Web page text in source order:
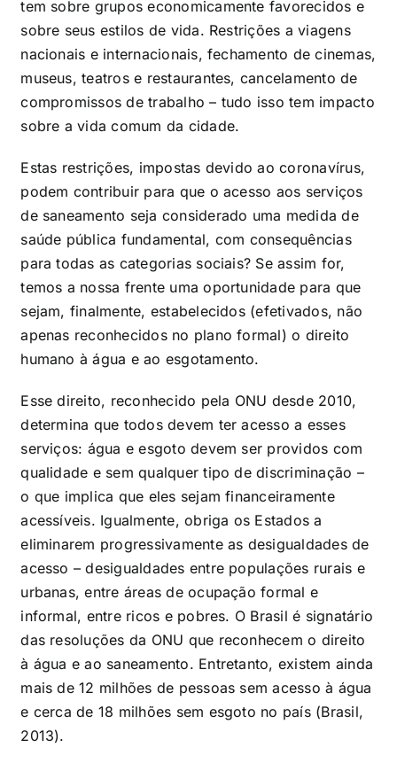
tem sobre grupos economicamente favorecidos e
sobre seus estilos de vida. Restrições a viagens
nacionais e internacionais, fechamento de cinemas,
museus, teatros e restaurantes, cancelamento de
compromissos de trabalho – tudo isso tem impacto
sobre a vida comum da cidade.
Estas restrições, impostas devido ao coronavírus,
podem contribuir para que o acesso aos serviços
de saneamento seja considerado uma medida de
saúde pública fundamental, com consequências
para todas as categorias sociais? Se assim for,
temos a nossa frente uma oportunidade para que
sejam, finalmente, estabelecidos (efetivados, não
apenas reconhecidos no plano formal) o direito
humano à água e ao esgotamento.
Esse direito, reconhecido pela ONU desde 2010,
determina que todos devem ter acesso a esses
serviços: água e esgoto devem ser providos com
qualidade e sem qualquer tipo de discriminação –
o que implica que eles sejam financeiramente
acessíveis. Igualmente, obriga os Estados a
eliminarem progressivamente as desigualdades de
acesso – desigualdades entre populações rurais e
urbanas, entre áreas de ocupação formal e
informal, entre ricos e pobres. O Brasil é signatário
das resoluções da ONU que reconhecem o direito
à água e ao saneamento. Entretanto, existem ainda
mais de 12 milhões de pessoas sem acesso à água
e cerca de 18 milhões sem esgoto no país (Brasil,
2013).